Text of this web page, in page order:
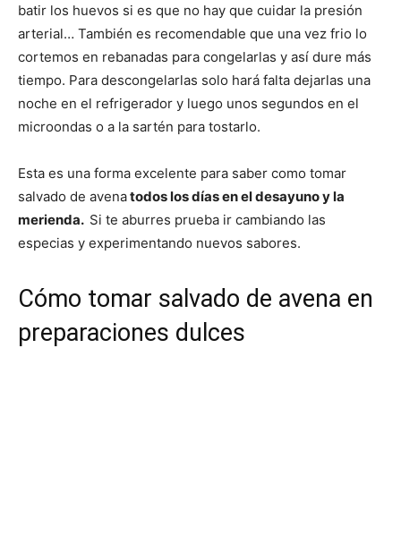
batir los huevos si es que no hay que cuidar la presión
arterial… También es recomendable que una vez frio lo
cortemos en rebanadas para congelarlas y así dure más
tiempo. Para descongelarlas solo hará falta dejarlas una
noche en el refrigerador y luego unos segundos en el
microondas o a la sartén para tostarlo.
Esta es una forma excelente para saber como tomar
salvado de avenatodos los días en el desayuno y la
merienda. Si te aburres prueba ir cambiando las
especias y experimentando nuevos sabores.
Cómo tomar salvado de avena en
preparaciones dulces